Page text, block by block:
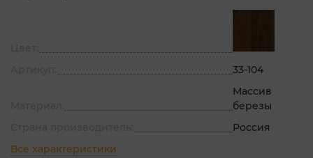
33-104
Массив
березы
Россия
Все характеристики